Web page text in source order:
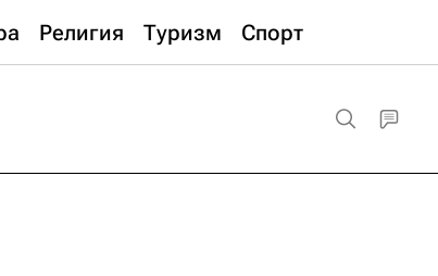
Религия Туризм Спорт